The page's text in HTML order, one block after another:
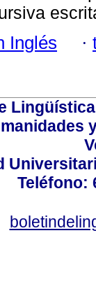
Inglés ·
Teléfono: